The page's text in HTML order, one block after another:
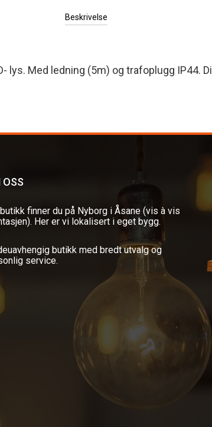
Beskrivelse
lys. Med ledning (5m) og trafoplugg IP44.
OSS
finner du på Nyborg i Åsane (vis à vis
Her er vi lokalisert i eget bygg.
butikk med bredt utvalg og
service.